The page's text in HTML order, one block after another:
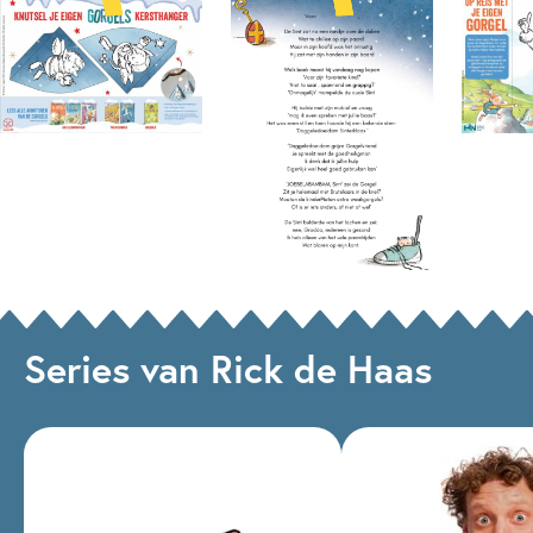
best tuinman had willen zijn, of timmerman… Creatief bezig
zijn, en met je handen werken dus. Maar wij zijn blij dat zijn
keus op het illustreren is gevallen!
Series van Rick de Haas